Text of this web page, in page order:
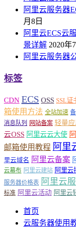
阿里云服务器
月8日
阿里云ECS云
景详解 2020年
阿里云服务器
标签
CDN ECS OSS SSL证
箱使用方法 全站加速
消息队列
网站备案 轻量
云OSS 阿里云云大使
邮箱使用教程 阿里
里云域名 阿里云备案
云幕布 阿里云建站 阿里云
服务器价格表 阿里云
标准 阿里云活动 阿里云
首页
云服务器使用